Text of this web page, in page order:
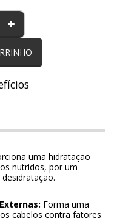
uma hidratação
nutridos, por um
Forma uma
cabelos contra fatores